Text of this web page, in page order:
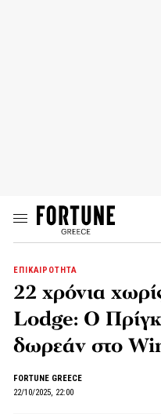
ΕΠΙΚΑΙΡΟΤΗΤΑ
22 χρόνια
Lodge: Ο
δωρεάν στο
FORTUNE GREECE
22/10/2025, 22:00